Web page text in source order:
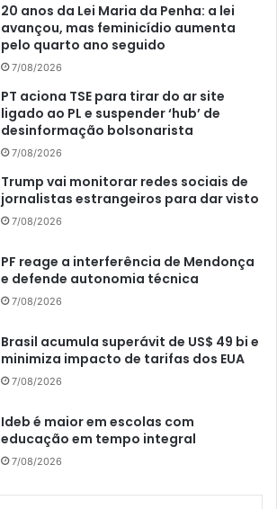
20 anos da Lei Maria da Penha: a lei
avançou, mas feminicídio aumenta
pelo quarto ano seguido
7/08/2026
PT aciona TSE para tirar do ar site
ligado ao PL e suspender ‘hub’ de
desinformação bolsonarista
7/08/2026
Trump vai monitorar redes sociais de
jornalistas estrangeiros para dar visto
7/08/2026
PF reage a interferência de Mendonça
e defende autonomia técnica
7/08/2026
Brasil acumula superávit de US$ 49 bi e
minimiza impacto de tarifas dos EUA
7/08/2026
Ideb é maior em escolas com
educação em tempo integral
7/08/2026